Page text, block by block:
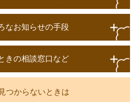
なお知らせの手段
きの相談窓口など
見つからないときは